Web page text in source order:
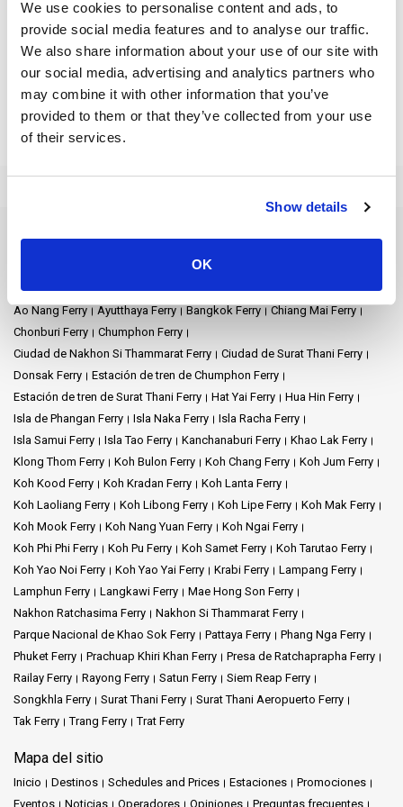
We use cookies to personalise content and ads, to
provide social media features and to analyse our traffic.
We also share information about your use of our site with
our social media, advertising and analytics partners who
may combine it with other information that you’ve
provided to them or that they’ve collected from your use
of their services.
Show details
OK
ofrece una experiencia distinta de comodidad y serenidad.
de Koh Jum, encontrará el encanto de Andaman Beach y la
tranquila North Beach. Con cada paso, se abre una nueva visión
de la belleza de la naturaleza, invitándote a perderte en su
encantador hechizo.
Kruat en Krabi y toma un bote de cola larga para descubrir
las suaves olas crean una atmósfera relajante. Explora selvas
añadiendo un toque de magia a tu viaje. Mientras exploras estos
lugares naturales, descubrirás una mezcla de plantas y animales.
Encuentre su lugar perfecto en un alegre resort de playa, donde
las suaves olas crean una atmósfera relajante. Relájate bajo el
cálido sol, deja atrás tus preocupaciones y deja que los
relajantes sonidos del océano se las lleven.
Disfrute de una estadía soleada en un resort de playa, donde las
Estos retiros frente al mar ofrecen un escape tranquilo de su
rutina diaria.
Golden Pearl Beach Resort, Koh Jum:Ubicado a lo largo de
las prístinas costas de Koh Jum, el Golden Pearl Beach Resort es
una verdadera joya de tranquilidad. Con sus encantadores
bungalows frente al mar, cada uno de los cuales ofrece
impresionantes vistas del mar de Andamán.
El encanto de la temporada alta:Abraza la magia de la
temporada alta en las islas. Con cielos despejados y aguas
tranquilas, este período promete una experiencia tropical
incomparable.
Viaje sin interrupciones:
perfecta desde su viaje a la isla paradisíaca.
Destinos de ferry
Aeropuerto de Nakhon Si Thammarat Ferry
Aeropuerto de Samui Ferry
Aeropuerto de Suvarnabhumi Ferry
Ao Nang Ferry
Ayutthaya Ferry Bangkok Ferry
Chiang Mai Ferry
Chonburi Ferry
Chumphon Ferry
Ciudad de Nakhon Si Thammarat Ferry
Ciudad de Surat Thani Ferry
Donsak Ferry
Estación de tren de Chumphon Ferry
Estación de tren de Surat Thani Ferry
Hat Yai Ferry
Hua Hin Ferry
Isla de Phangan Ferry
Isla Naka Ferry
Isla Racha Ferry
Isla Samui Ferry
Isla Tao Ferry Kanchanaburi Ferry
Khao Lak Ferry
Klong Thom Ferry
Koh Bulon Ferry Koh Chang Ferry
Koh Jum Ferry
Koh Kood Ferry
Koh Kradan Ferry
Koh Lanta Ferry
Koh Laoliang Ferry
Koh Libong Ferry Koh Lipe Ferry
Koh Mak Ferry
Koh Mook Ferry
Koh Nang Yuan Ferry
Koh Ngai Ferry
Koh Phi Phi Ferry
Koh Pu Ferry Koh Samet Ferry
Koh Tarutao Ferry
Koh Yao Noi Ferry
Koh Yao Yai Ferry Krabi Ferry
Lampang Ferry
Lamphun Ferry
Langkawi Ferry
Mae Hong Son Ferry
Nakhon Ratchasima Ferry
Nakhon Si Thammarat Ferry
Parque Nacional de Khao Sok Ferry
Pattaya Ferry
Phang Nga Ferry
Phuket Ferry
Prachuap Khiri Khan Ferry
Presa de Ratchaprapha Ferry
Railay Ferry
Rayong Ferry Satun Ferry
Siem Reap Ferry
Songkhla Ferry
Surat Thani Ferry
Surat Thani Aeropuerto Ferry
Tak Ferry
Trang Ferry Trat Ferry
Mapa del sitio
Inicio Destinos Schedules and Prices Estaciones
Promociones
Eventos
Noticias Operadores Opiniones
Preguntas frecuentes